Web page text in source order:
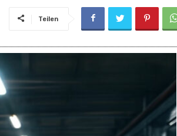
Teilen